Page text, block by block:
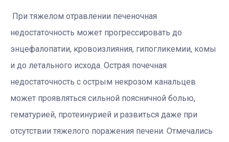
При тяжелом отравлении печеночная
недостаточность может прогрессировать до
энцефалопатии, кровоизлияния, гипогликемии, комы
и до летального исхода. Острая почечная
недостаточность с острым некрозом канальцев
может проявляться сильной поясничной болью,
гематурией, протеинурией и развиться даже при
отсутствии тяжелого поражения печени. Отмечались